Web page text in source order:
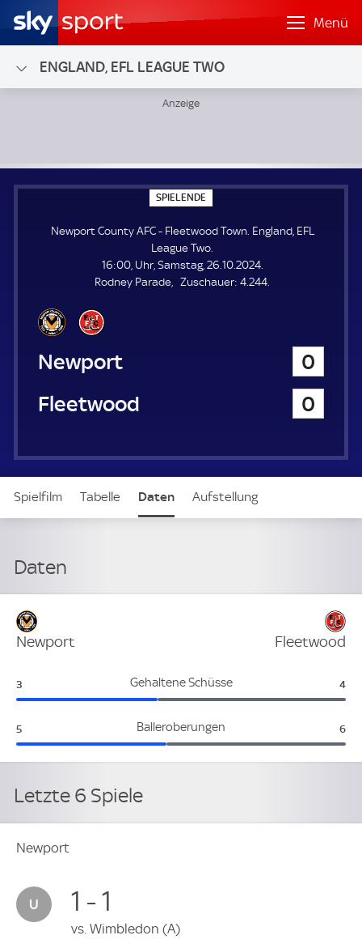
Menü
ENGLAND, EFL LEAGUE TWO
SPIELENDE
P
E
E
N
D
E
Newport County AFC - Fleetwood Town. England, EFL
League Two.
16:00, Uhr, Samstag, 26.10.2024.
Rodney Parade
Zuschauer: Z
4.244.
Newport County AFC
0
Fleetwood Town
0
Spielfilm Tabelle Daten Aufstellung
Daten
Newport Fleetwood
Gehaltene Schüsse
Newport:
3 4
Balleroberungen
Newport:
5 6
Letzte 6 Spiele
Newport
1 - 1
vs. Wimbledon (A)